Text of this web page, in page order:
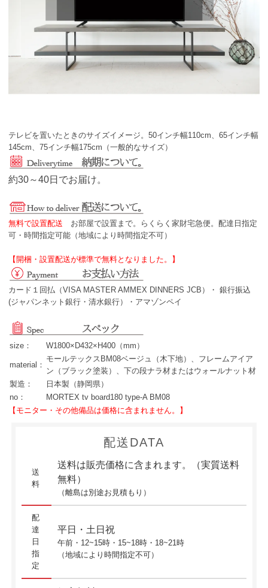
テレビを置いたときのサイズイメージ。50インチ幅110cm、65インチ幅
145cm、75インチ幅175cm（一般的なサイズ）
約30～40日でお届け。
無料で設置配送 お部屋で設置まで。らくらく家財宅急便。配達日指定
可・時間指定可能（地域により時間指定不可）
【開梱・設置配送が標準で無料となりました。】
カード１回払（VISA MASTER AMMEX DINNERS JCB）・ 銀行振込
(ジャパンネット銀行・清水銀行）・アマゾンペイ
size： W1800×D432×H400（mm）
material：
モールテックスBM08ベージュ（木下地）、フレームアイア
ン（ブラック塗装）、下の段ナラ材またはウォールナット材
製造：
日本製（静岡県）
no：
MORTEX tv board180 type-A BM08
【モニター・その他備品は価格に含まれません。】
配送DATA
送
料
送料は販売価格に含まれます。（実質送料
無料）
（離島は別途お見積もり）
配
達
日
指
定
平日・土日祝
午前・12~15時・15~18時・18~21時
（地域により時間指定不可）